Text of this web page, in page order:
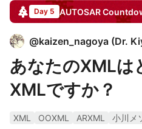
Day 5 AUTOSAR
@kaizen_nagoya (Dr.
あなたのXMLは
XMLですか？
XML OOXML ARXML
小川メ